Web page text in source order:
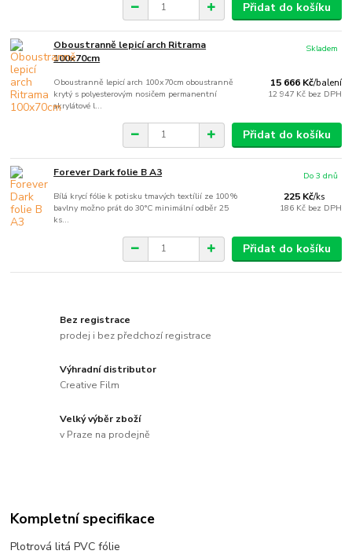
Přidat do košíku
Oboustranně lepicí arch Ritrama
100x70cm
Oboustranně lepicí arch 100x70cm oboustranně
krytý s polyesterovým nosičem permanentní
akrylátové l...
15 666 Kč/balení
12 947 Kč bez DPH
Skladem
Přidat do košíku
Forever Dark folie B A3
Bílá krycí fólie k potisku tmavých textílií ze 100%
bavlny možno prát do 30°C minimální odběr 25
ks...
225 Kč/ks
186 Kč bez DPH
Do 3 dnů
Přidat do košíku
Bez registrace
prodej i bez předchozí registrace
Výhradní distributor
Creative Film
Velký výběr zboží
v Praze na prodejně
Kompletní specifikace
Plotrová litá PVC fólie